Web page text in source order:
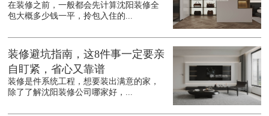
在装修之前，一般都会先计算沈阳装修全
包大概多少钱一平，拎包入住的...
装修避坑指南，这8件事一定要亲
自盯紧，省心又靠谱
装修是件系统工程，想要装出满意的家，
除了了解沈阳装修公司哪家好，...